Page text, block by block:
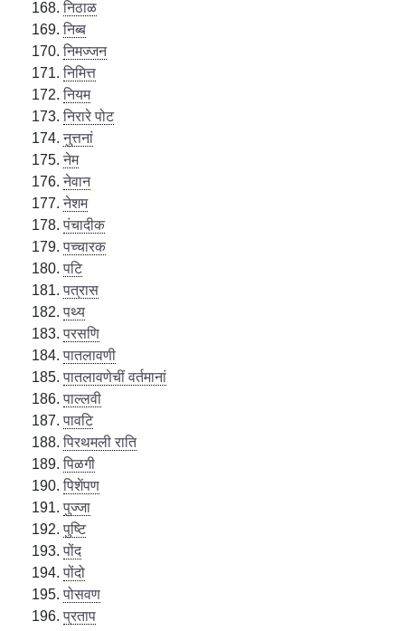
निठाळ
निब्ब
निमज्जन
निमित्त
नियम
निरारे पोट
नुत्तनां
नेम
नेवान
नेशम
पंचादीक
पच्चारक
पटि
पत्रास
पथ्य
परसणि
पातलावणी
पातलावणेचीं वर्तमानां
पाल्लवी
पावटि
पिरथमली राति
पिळगी
पिशेंपण
पुज्जा
पुष्टि
पोंद
पोंदो
पोसवण
प्रताप